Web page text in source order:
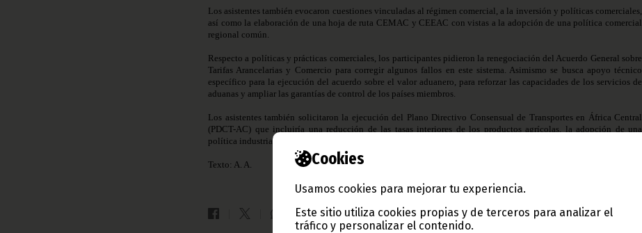
Cookies
Usamos cookies para mejorar tu experiencia.
Este sitio utiliza cookies propias y de terceros para analizar el
tráfico y personalizar el contenido.
Los asistentes también evocaron cuestiones vinculadas al régimen comercial, a la inversión y políticas comerciales,
así como la elaboración de una hoja de ruta CEMAC y CEEAC con vistas a la adopción de una política comercial
regional común.
Respecto a políticas y prácticas comerciales, los participantes pidieron la renegociación del Acuerdo General sobre
Tarifas Arancelarias y Comercio para corregir algunos fallos en este sistema. Asimismo se busca apoyo técnico
específico para la ejecución del acuerdo sobre el valor aduanero, para reforzar las capacidades de los servicios de
aduanas y ampliar las garantías de control de los países miembros.
Los asistentes también solicitaron la ejecución del Plano Directivo Consensual de Transportes en África Central
(PDCT-AC) que incluiría una reducción de las tasas interiores de los productos agrícolas, la adopción de una
política industrial y la elaboración de un marco jurídico regional sobre el comercio de los servicios.
Texto: A. A.